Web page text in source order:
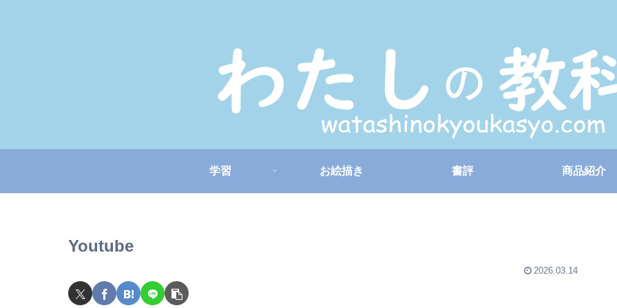
学習 お絵描き 書評 商品紹介
Youtube
2026.03.14